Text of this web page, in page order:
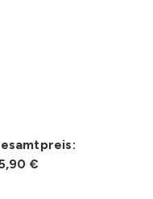
€